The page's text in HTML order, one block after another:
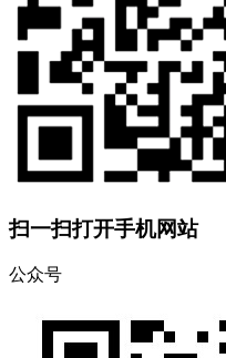
扫一扫打开手机网站
公众号